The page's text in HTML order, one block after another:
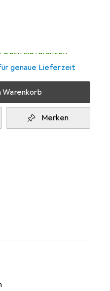
beim Lieferanten
genaue Lieferzeit
Warenkorb
Merken